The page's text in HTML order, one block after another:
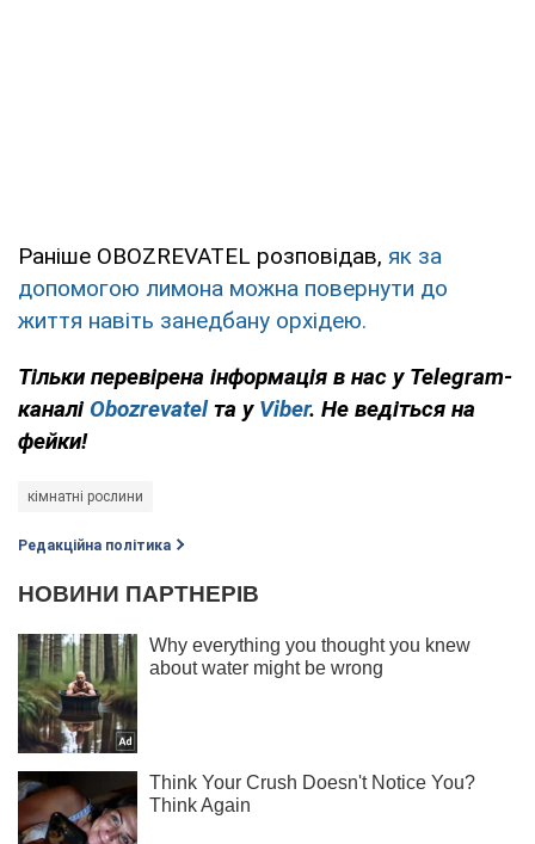
Раніше OBOZREVATEL розповідав, як за
допомогою лимона можна повернути до
життя навіть занедбану орхідею.
Тільки перевірена інформація в нас у Telegram-
каналі Obozrevatelта у Viber. Не ведіться на
фейки!
кімнатні рослини
Редакційна політика